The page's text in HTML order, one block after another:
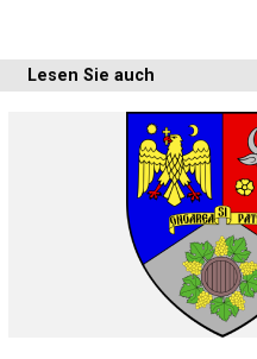
Lesen Sie auch